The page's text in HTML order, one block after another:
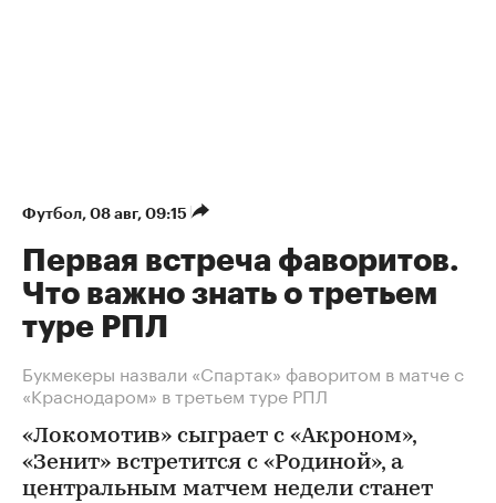
Футбол⁠, 08 авг, 09:15
Первая встреча фаворитов.
Что важно знать о третьем
туре РПЛ
Букмекеры назвали «Спартак» фаворитом в матче с
«Краснодаром» в третьем туре РПЛ
«Локомотив» сыграет с «Акроном»,
«Зенит» встретится с «Родиной», а
центральным матчем недели станет